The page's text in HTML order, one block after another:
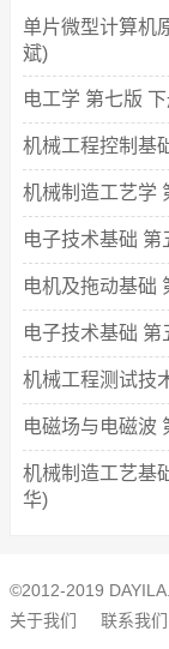
单片微型计算机
斌)
电工学 第七版
机械工程控制基
机械制造工艺学
电子技术基础
电机及拖动基础
电子技术基础
机械工程测试技
电磁场与电磁波
机械制造工艺基
华)
©2012-2019
关于我们
联系我们